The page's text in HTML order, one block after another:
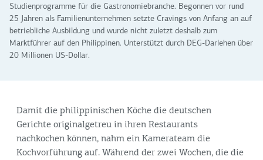
Studienprogramme für die Gastronomiebranche. Begonnen vor rund
25 Jahren als Familienunternehmen setzte Cravings von Anfang an auf
betriebliche Ausbildung und wurde nicht zuletzt deshalb zum
Marktführer auf den Philippinen. Unterstützt durch DEG-Darlehen über
20 Millionen US-Dollar.
Damit die philippinischen Köche die deutschen
Gerichte originalgetreu in ihren Restaurants
nachkochen können, nahm ein Kamerateam die
Kochvorführung auf. Während der zwei Wochen, die die